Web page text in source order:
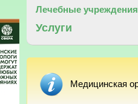
Лечебные учреждения
Услуги
Медицинская